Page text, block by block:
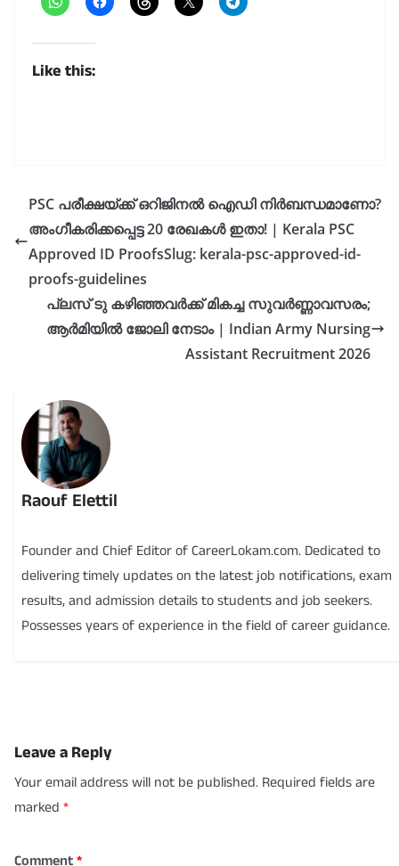
Like this:
PSC പരീക്ഷയ്ക്ക് ഒറിജിനൽ ഐഡി നിർബന്ധമാണോ?
അംഗീകരിക്കപ്പെട്ട 20 രേഖകൾ ഇതാ! | Kerala PSC
Approved ID ProofsSlug: kerala-psc-approved-id-
proofs-guidelines
പ്ലസ് ടു കഴിഞ്ഞവർക്ക് മികച്ച സുവർണ്ണാവസരം;
ആർമിയിൽ ജോലി നേടാം | Indian Army Nursing
Assistant Recruitment 2026
Raouf Elettil
Founder and Chief Editor of CareerLokam.com. Dedicated to
delivering timely updates on the latest job notifications, exam
results, and admission details to students and job seekers.
Possesses years of experience in the field of career guidance.
Leave a Reply
Your email address will not be published. Required fields are
marked *
Comment*